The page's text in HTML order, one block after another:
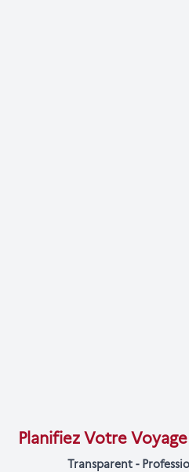
Planifiez Votre
Transparent -